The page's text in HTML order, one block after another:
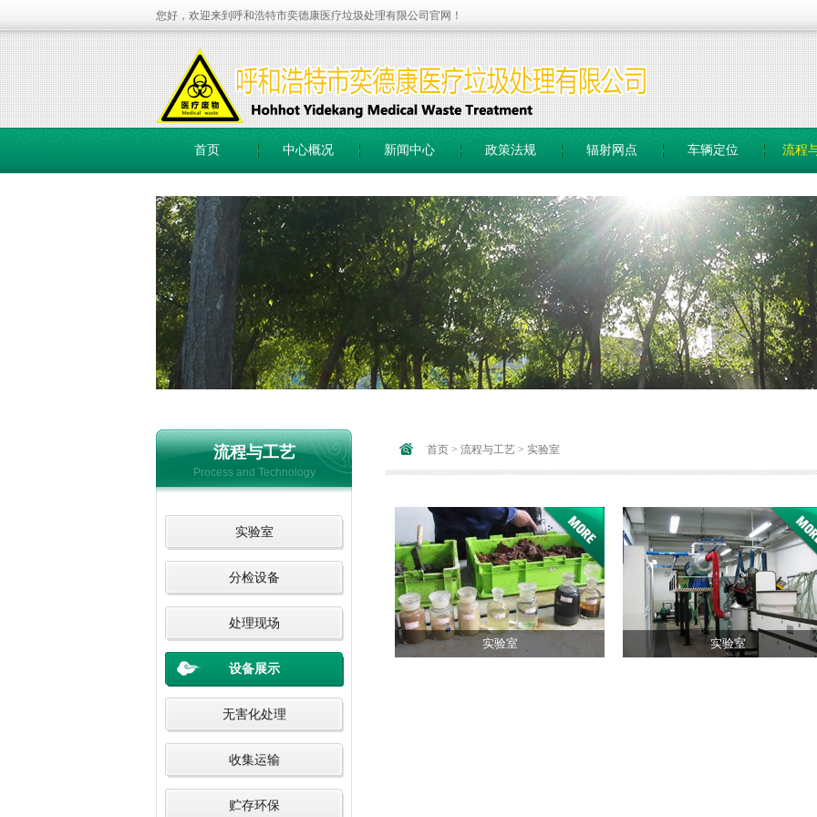
您好，欢迎来到呼和浩特市奕德康医疗垃圾处理有限公司官网！
首页 中心概况 新闻中心 政策法规 辐射网点 车辆定位 流程
1 2 3
1 2 3
流程与工艺
Process and Technology
实验室
分检设备
处理现场
设备展示
无害化处理
收集运输
贮存环保
首页 > 流程与工艺 > 实验室
实验室 实验室